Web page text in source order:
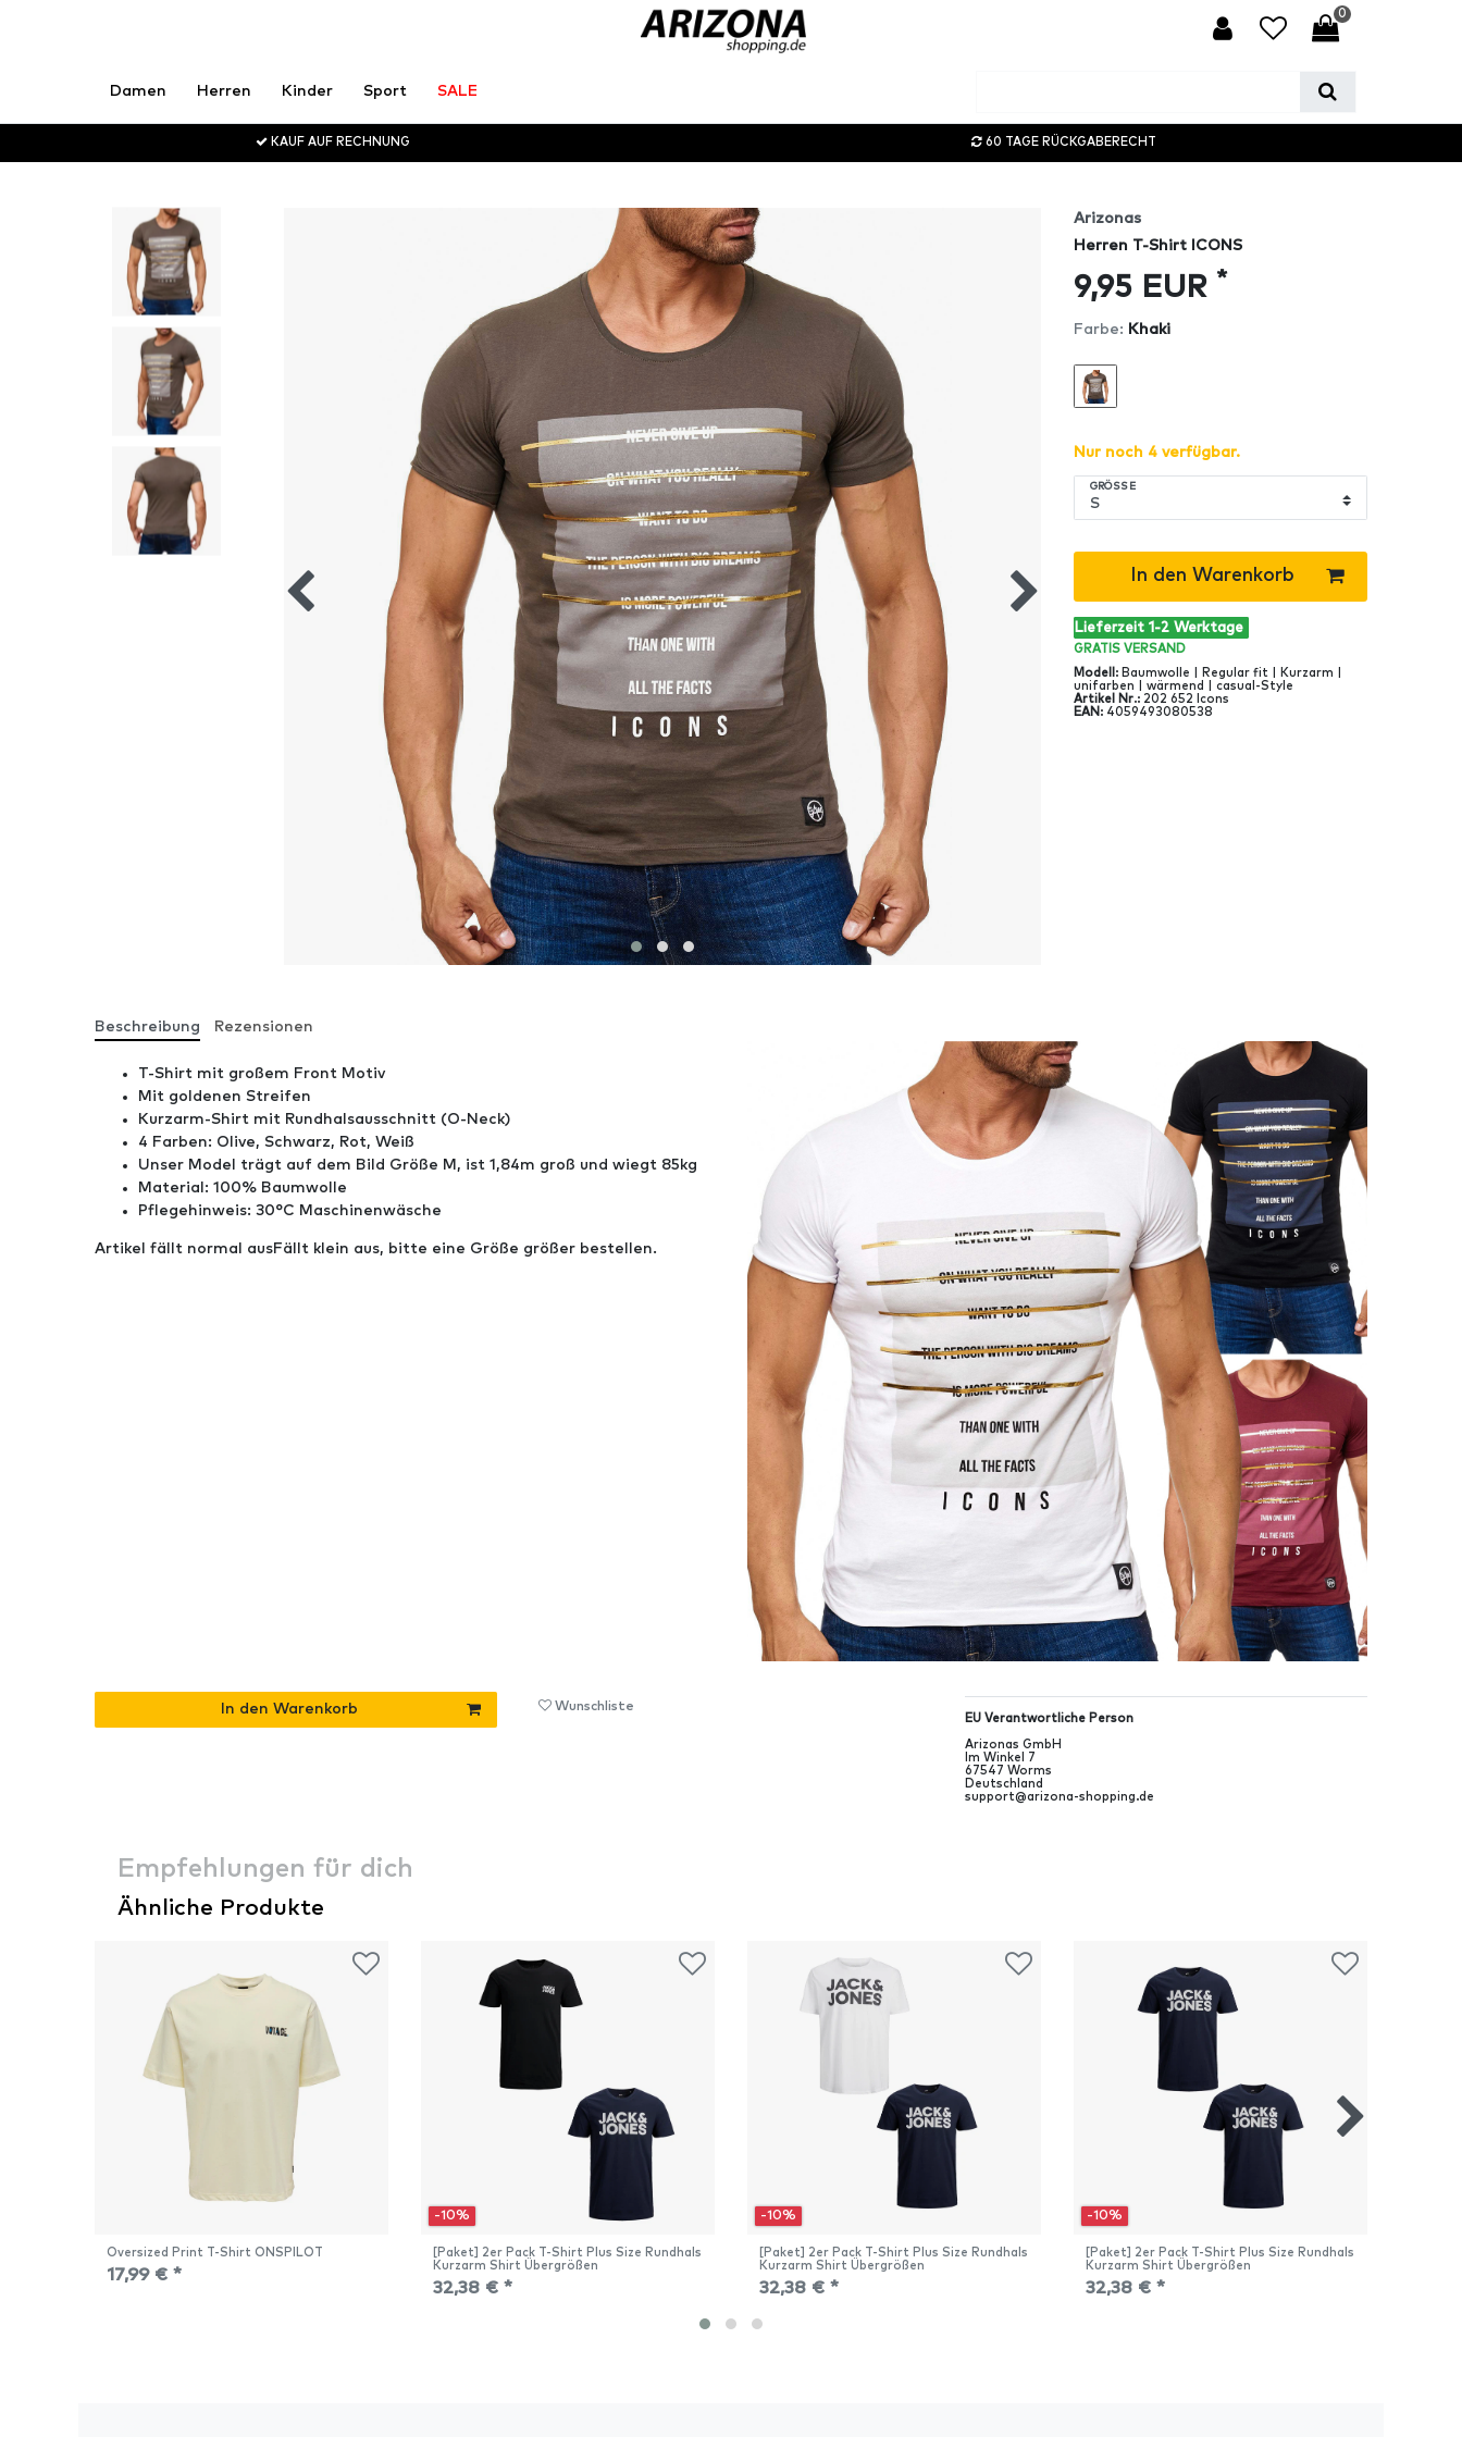
0
Damen Herren Kinder Sport SALE
KAUF AUF RECHNUNG 60 TAGE RÜCKGABERECHT
Arizonas
Herren T-Shirt ICONS
9,95 EUR *
Farbe: Khaki
Nur noch 4 verfügbar.
GRÖSSE
In den Warenkorb
Lieferzeit 1-2 Werktage
GRATIS VERSAND
Modell : Baumwolle | Regular fit | Kurzarm |
unifarben | wärmend | casual-Style
Artikel Nr.: 202 652 Icons
EAN : 4059493080538
Beschreibung Rezensionen
T-Shirt mit großem Front Motiv
Mit goldenen Streifen
Kurzarm-Shirt mit Rundhalsausschnitt (O-Neck)
4 Farben: Olive, Schwarz, Rot, Weiß
Unser Model trägt auf dem Bild Größe M, ist 1,84m groß und wiegt 85kg
Material: 100% Baumwolle
Pflegehinweis: 30°C Maschinenwäsche
Artikel fällt normal ausFällt klein aus, bitte eine Größe größer bestellen.
In den Warenkorb Wunschliste
EU Verantwortliche Person
Arizonas GmbH
Im Winkel
7
67547 Worms
Deutschland
support@arizona-shopping.de
Empfehlungen für dich
Ähnliche Produkte
Oversized Print T-Shirt ONSPILOT
17,99 € *
-10%
[Paket] 2er Pack T-Shirt Plus Size Rundhals
Kurzarm Shirt Übergrößen
32,38 € *
-10%
[Paket] 2er Pack T-Shirt Plus Size Rundhals
Kurzarm Shirt Übergrößen
32,38 € *
-10%
[Paket] 2er Pack T-Shirt Plus Size Rundhals
Kurzarm Shirt Übergrößen
32,38 € *